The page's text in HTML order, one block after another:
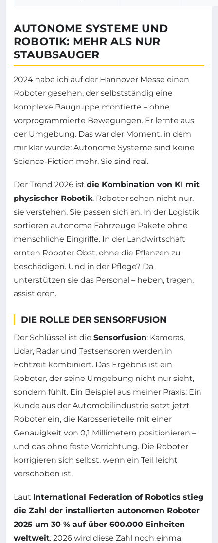
AUTONOME SYSTEME UND
ROBOTIK: MEHR ALS NUR
STAUBSAUGER
2024 habe ich auf der Hannover Messe einen
Roboter gesehen, der selbstständig eine
komplexe Baugruppe montierte – ohne
vorprogrammierte Bewegungen. Er lernte aus
der Umgebung. Das war der Moment, in dem
mir klar wurde: Autonome Systeme sind keine
Science-Fiction mehr. Sie sind real.
Der Trend 2026 ist die Kombination von KI mit
physischer Robotik. Roboter sehen nicht nur,
sie verstehen. Sie passen sich an. In der Logistik
sortieren autonome Fahrzeuge Pakete ohne
menschliche Eingriffe. In der Landwirtschaft
ernten Roboter Obst, ohne die Pflanzen zu
beschädigen. Und in der Pflege? Da
unterstützen sie das Personal – heben, tragen,
assistieren.
DIE ROLLE DER SENSORFUSION
Der Schlüssel ist die Sensorfusion: Kameras,
Lidar, Radar und Tastsensoren werden in
Echtzeit kombiniert. Das Ergebnis ist ein
Roboter, der seine Umgebung nicht nur sieht,
sondern fühlt. Ein Beispiel aus meiner Praxis: Ein
Kunde aus der Automobilindustrie setzt jetzt
Roboter ein, die Karosserieteile mit einer
Genauigkeit von 0,1 Millimetern positionieren –
und das ohne feste Vorrichtung. Die Roboter
korrigieren sich selbst, wenn ein Teil leicht
verschoben ist.
Laut International Federation of Robotics stieg
die Zahl der installierten autonomen Roboter
2025 um 30 % auf über 600.000 Einheiten
weltweit. 2026 wird diese Zahl noch einmal